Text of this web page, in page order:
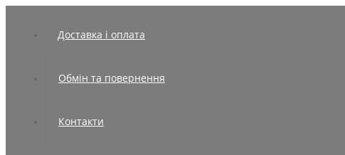
Доставка і оплата
Обмін та повернення
Контакти